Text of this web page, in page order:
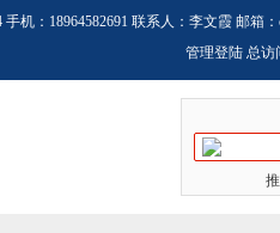
机：18964582691 联系人：李文霞 邮箱：
管理登陆 总访